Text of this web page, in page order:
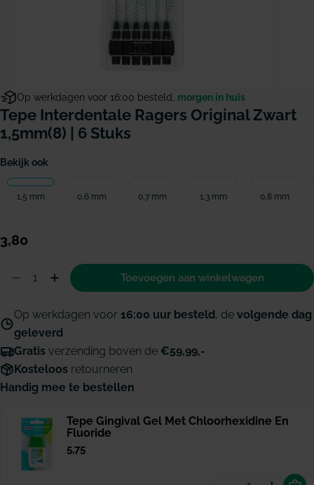
Open media 0 in modaal venster
Op werkdagen voor 16:00 besteld, morgen in huis
Tepe Interdentale Ragers Original Zwart
1,5mm(8) | 6 Stuks
Bekijk ook
1,5 mm 0,6 mm 0,7 mm 1,3 mm 0,8 mm
Normale
3,80
Hoeveelheid
Aantal verminderen voor TePe Interdentale
Hoeveelheid verhogen voor TePe
Toevoegen aan winkelwagen
Op werkdagen voor 16:00 uur besteld, de volgende dag
geleverd
Gratis verzending boven de €59,99,-
Kosteloos retourneren
Handig mee te bestellen
Tepe Gingival Gel Met Chloorhexidine En
Fluoride
Normale
5,75